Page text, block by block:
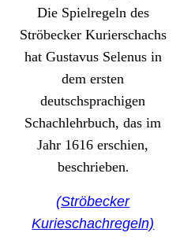
Die Spielregeln des
Ströbecker Kurierschachs
hat Gustavus Selenus in
dem ersten
deutschsprachigen
Schachlehrbuch, das im
Jahr 1616 erschien,
beschrieben.
(Ströbecker
Kurieschachregeln)